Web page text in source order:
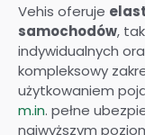
Vehis oferuje
samochodów,
indywidualnych
kompleksowy
użytkowaniem
m.in. pełne
najwyższym